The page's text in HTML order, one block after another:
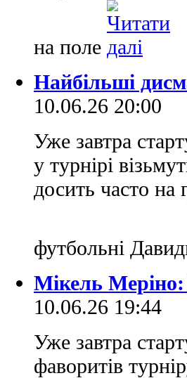
на поле
Найбільші
10.06.26 20:00
Уже завтра
у турнірі
досить часто на
футбольні
Мікель Меріно:
10.06.26 19:44
Уже завтра
фаворитів